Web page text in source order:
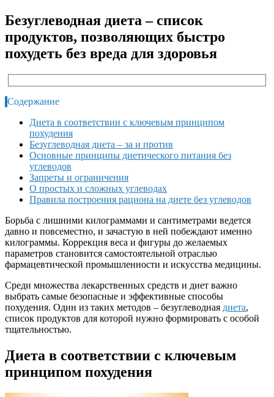
Безуглеводная диета – список
продуктов, позволяющих быстро
похудеть без вреда для здоровья
Содержание
Диета в соответствии с ключевым принципом
похудения
Безуглеводная диета – за и против
Основные принципы диетического питания без
углеводов
Запреты и ограничения
О простых и сложных углеводах
Правила построения рациона на диете без углеводов
Борьба с лишними килограммами и сантиметрами ведется
давно и повсеместно, и зачастую в ней побеждают именно
килограммы. Коррекция веса и фигуры до желаемых
параметров становится самостоятельной отраслью
фармацевтической промышленности и искусства медицины.
Среди множества лекарственных средств и диет важно
выбрать самые безопасные и эффективные способы
похудения. Один из таких методов – безуглеводная диета,
список продуктов для которой нужно формировать с особой
тщательностью.
Диета в соответствии с ключевым
принципом похудения